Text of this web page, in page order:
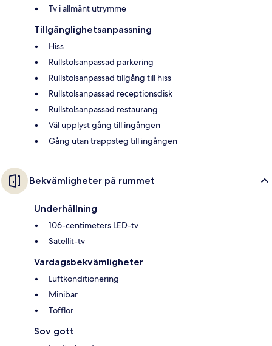
Tv i allmänt utrymme
Tillgänglighetsanpassning
Hiss
Rullstolsanpassad parkering
Rullstolsanpassad tillgång till hiss
Rullstolsanpassad receptionsdisk
Rullstolsanpassad restaurang
Väl upplyst gång till ingången
Gång utan trappsteg till ingången
Bekvämligheter på rummet
Underhållning
106-centimeters LED-tv
Satellit-tv
Vardagsbekvämligheter
Luftkonditionering
Minibar
Tofflor
Sov gott